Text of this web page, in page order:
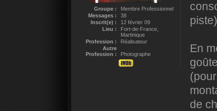
Groupe :
Membre Professionnel
Messages :
38
Inscrit(e) :
12 février 09
Lieu :
Fort-de-France,
Martinique
Profession :
Réalisateur
Autre
Profession :
Photographe
En
de